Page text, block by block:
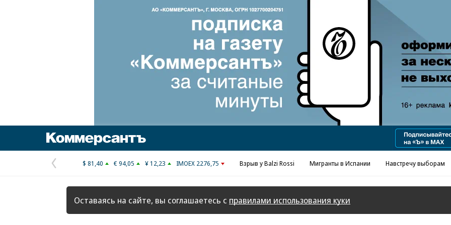
Реклама в «Ъ» www.kommersant.ru/ad
Предыдущая
страница
$ 81,40 € 94,05 ¥ 12,23 IMOEX 2276,75 Взрыв у Balzi Rossi Мигранты в Испании Навстречу выборам
Оставаясь на сайте, вы соглашаетесь с правилами использования куки